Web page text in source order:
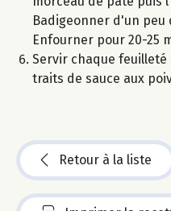
Badigeonner d'un
Enfourner pour 20-25
Servir chaque feuilleté
traits de sauce aux
Retour à la liste